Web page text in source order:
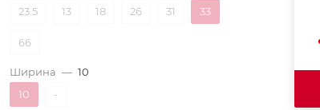
23.5
13 18 26 31 33
66
Ширина — 10
10
-